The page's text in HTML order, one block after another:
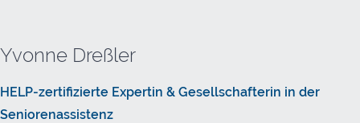
Yvonne Dreßler
HELP-zertifizierte Expertin & Gesellschafterin in der
Seniorenassistenz